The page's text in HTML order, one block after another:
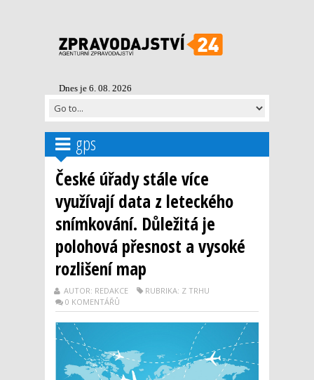
Dnes je 6. 08. 2026
gps
České úřady stále více
využívají data z leteckého
snímkování. Důležitá je
polohová přesnost a vysoké
rozlišení map
AUTOR: REDAKCE
RUBRIKA: Z TRHU
0 KOMENTÁŘŮ